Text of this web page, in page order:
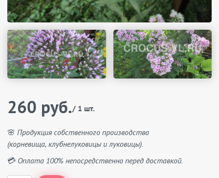
260 руб./ 1 шт.
🌸 Продукция собственного производства
(корневища, клубнелуковицы и луковицы).
💳 Оплата 100% непосредственно перед доставкой.